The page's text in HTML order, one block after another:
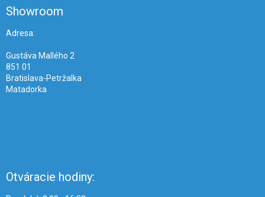
Showroom
Adresa:
Gustáva Mallého 2
851 01
Bratislava-Petržalka
Matadorka
Otváracie hodiny: